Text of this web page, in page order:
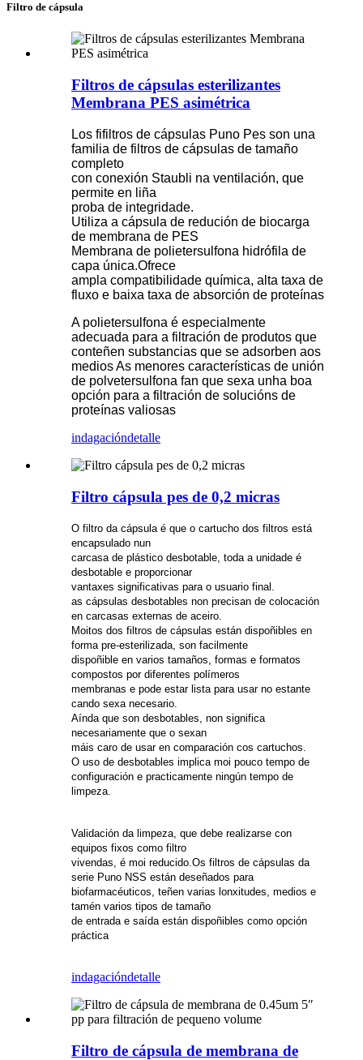
Filtro de cápsula
Filtros de cápsulas esterilizantes
Membrana PES asimétrica
Los fifiltros de cápsulas Puno Pes son una
familia de filtros de cápsulas de tamaño
completo
con conexión Staubli na ventilación, que
permite en liña
proba de integridade.
Utiliza a cápsula de redución de biocarga
de membrana de PES
Membrana de polietersulfona hidrófila de
capa única.Ofrece
ampla compatibilidade química, alta taxa de
fluxo e baixa taxa de absorción de proteínas
A polietersulfona é especialmente
adecuada para a filtración de produtos que
conteñen substancias que se adsorben aos
medios As menores características de unión
de polvetersulfona fan que sexa unha boa
opción para a filtración de solucións de
proteínas valiosas
indagacióndetalle
Filtro cápsula pes de 0,2 micras
O filtro da cápsula é que o cartucho dos filtros está
encapsulado nun
carcasa de plástico desbotable, toda a unidade é
desbotable e proporcionar
vantaxes significativas para o usuario final.
as cápsulas desbotables non precisan de colocación
en carcasas externas de aceiro.
Moitos dos filtros de cápsulas están dispoñibles en
forma pre-esterilizada, son facilmente
dispoñible en varios tamaños, formas e formatos
compostos por diferentes polímeros
membranas e pode estar lista para usar no estante
cando sexa necesario.
Aínda que son desbotables, non significa
necesariamente que o sexan
máis caro de usar en comparación cos cartuchos.
O uso de desbotables implica moi pouco tempo de
configuración e practicamente ningún tempo de
limpeza.
Validación da limpeza, que debe realizarse con
equipos fixos como filtro
vivendas, é moi reducido.Os filtros de cápsulas da
serie Puno NSS están deseñados para
biofarmacéuticos, teñen varias lonxitudes, medios e
tamén varios tipos de tamaño
de entrada e saída están dispoñibles como opción
práctica
indagacióndetalle
Filtro de cápsula de membrana de